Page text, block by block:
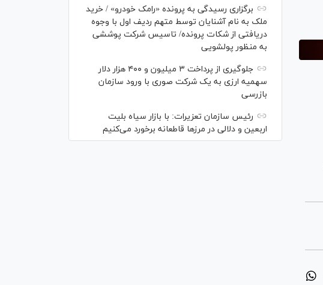
برگزاری رسیدگی به پرونده «رامک خودرو» / خرید
ملک به نام آشنایان توسط متهم ردیف اول با وجوه
دریافتی از شکات پرونده/ تاسیس شرکت پوششی
به منظور پولشویی
جلوگیری از پرداخت ۳ میلیون و ۴۰۰ هزار دلار
سهمیه ارزی به یک شرکت صوری با ورود سازمان
بازرسی
رئیس سازمان تعزیرات: با بازار سیاه بلیت
اربعین و دلالی در مرز‌ها قاطعانه برخورد می‌کنیم